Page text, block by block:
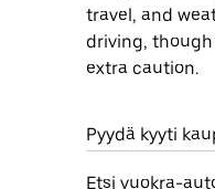
travel, and
driving,
extra caution.
Pyydä kyyti
Etsi vuokra-